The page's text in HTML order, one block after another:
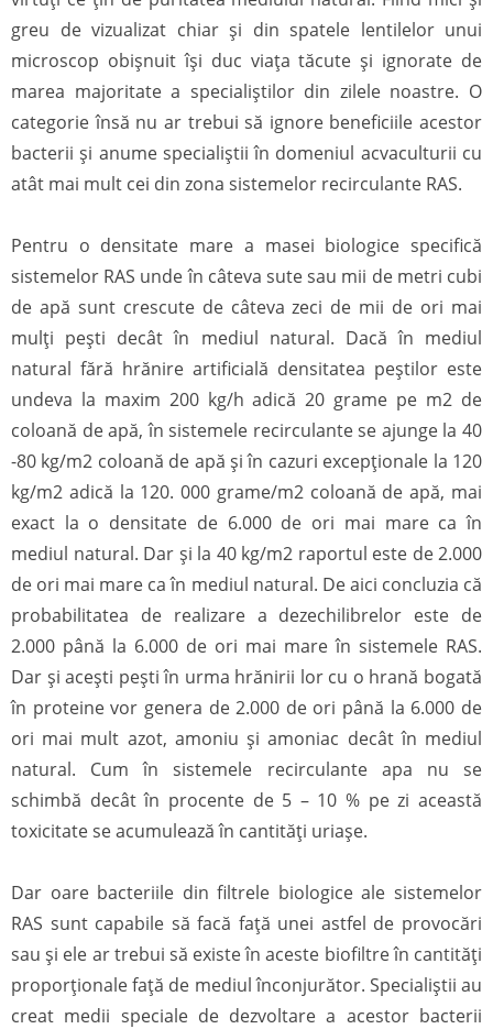
greu de vizualizat chiar și din spatele lentilelor unui
microscop obișnuit își duc viața tăcute și ignorate de
marea majoritate a specialiștilor din zilele noastre. O
categorie însă nu ar trebui să ignore beneficiile acestor
bacterii și anume specialiștii în domeniul acvaculturii cu
atât mai mult cei din zona sistemelor recirculante RAS.
Pentru o densitate mare a masei biologice specifică
sistemelor RAS unde în câteva sute sau mii de metri cubi
de apă sunt crescute de câteva zeci de mii de ori mai
mulți pești decât în mediul natural. Dacă în mediul
natural fără hrănire artificială densitatea peștilor este
undeva la maxim 200 kg/h adică 20 grame pe m2 de
coloană de apă, în sistemele recirculante se ajunge la 40
-80 kg/m2 coloană de apă și în cazuri excepționale la 120
kg/m2 adică la 120. 000 grame/m2 coloană de apă, mai
exact la o densitate de 6.000 de ori mai mare ca în
mediul natural. Dar şi la 40 kg/m2 raportul este de 2.000
de ori mai mare ca în mediul natural. De aici concluzia că
probabilitatea de realizare a dezechilibrelor este de
2.000 până la 6.000 de ori mai mare în sistemele RAS.
Dar și acești pești în urma hrănirii lor cu o hrană bogată
în proteine vor genera de 2.000 de ori până la 6.000 de
ori mai mult azot, amoniu și amoniac decât în mediul
natural. Cum în sistemele recirculante apa nu se
schimbă decât în procente de 5 – 10 % pe zi această
toxicitate se acumulează în cantități uriașe.
Dar oare bacteriile din filtrele biologice ale sistemelor
RAS sunt capabile să facă față unei astfel de provocări
sau și ele ar trebui să existe în aceste biofiltre în cantități
proporționale față de mediul înconjurător. Specialiștii au
creat medii speciale de dezvoltare a acestor bacterii